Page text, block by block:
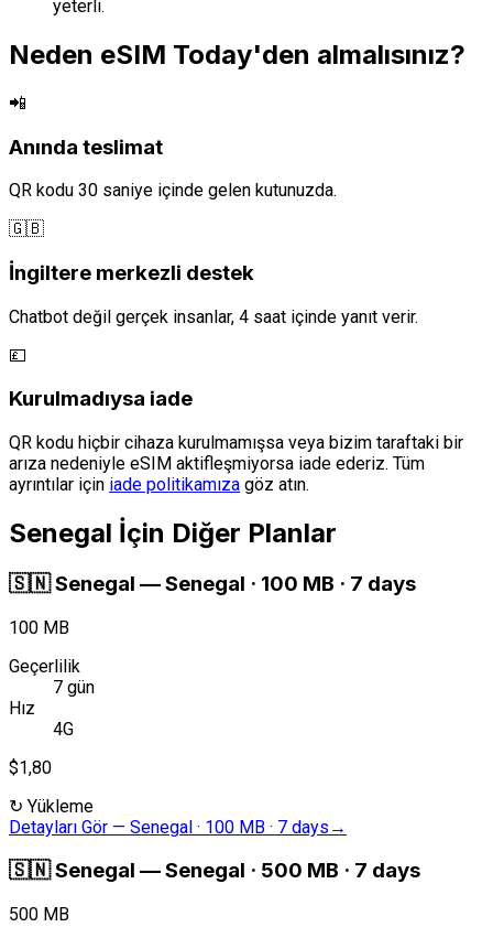
yeterli.
Neden eSIM Today'den almalısınız?
📲
Anında teslimat
QR kodu 30 saniye içinde gelen kutunuzda.
🇬🇧
İngiltere merkezli destek
Chatbot değil gerçek insanlar, 4 saat içinde yanıt verir.
💷
Kurulmadıysa iade
QR kodu hiçbir cihaza kurulmamışsa veya bizim taraftaki bir
arıza nedeniyle eSIM aktifleşmiyorsa iade ederiz. Tüm
ayrıntılar için iade politikamıza göz atın.
Senegal İçin Diğer Planlar
🇸🇳Senegal —Senegal · 100 MB · 7 days
100 MB
Geçerlilik
7 gün
Hız
4G
$1,80
↻ Yükleme
Detayları Gör — Senegal · 100 MB · 7 days →
🇸🇳Senegal —Senegal · 500 MB · 7 days
500 MB